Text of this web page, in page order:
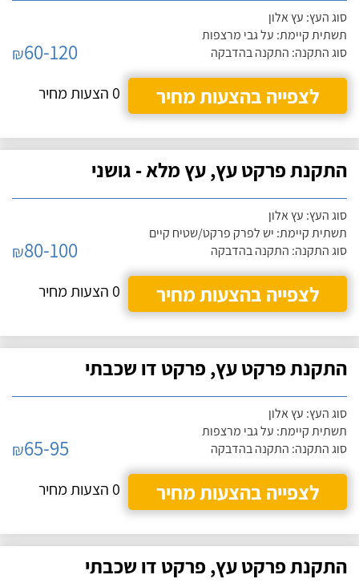
סוג העץ: עץ אלון
תשתית קיימת: על גבי מרצפות
סוג התקנה: התקנה בהדבקה
₪60-120
לצפייה בהצעות מחיר
0 הצעות מחיר
התקנת פרקט עץ, עץ מלא - גושני
סוג העץ: עץ אלון
תשתית קיימת: יש לפרק פרקט/שטיח קיים
סוג התקנה: התקנה בהדבקה
₪80-100
לצפייה בהצעות מחיר
0 הצעות מחיר
התקנת פרקט עץ, פרקט דו שכבתי
סוג העץ: עץ אלון
תשתית קיימת: על גבי מרצפות
סוג התקנה: התקנה בהדבקה
₪65-95
לצפייה בהצעות מחיר
0 הצעות מחיר
התקנת פרקט עץ, פרקט דו שכבתי